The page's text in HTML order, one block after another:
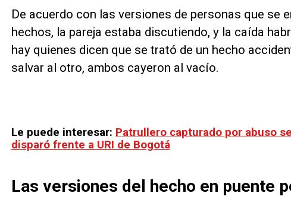
De acuerdo con las versiones de personas que se
hechos, la pareja estaba discutiendo, y la caída
hay quienes dicen que se trató de un hecho
salvar al otro, ambos cayeron al vacío.
Le puede interesar: Patrullero capturado por abuso
disparó frente a URI de Bogotá
Las versiones del hecho en puente